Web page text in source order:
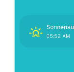
05:52 AM